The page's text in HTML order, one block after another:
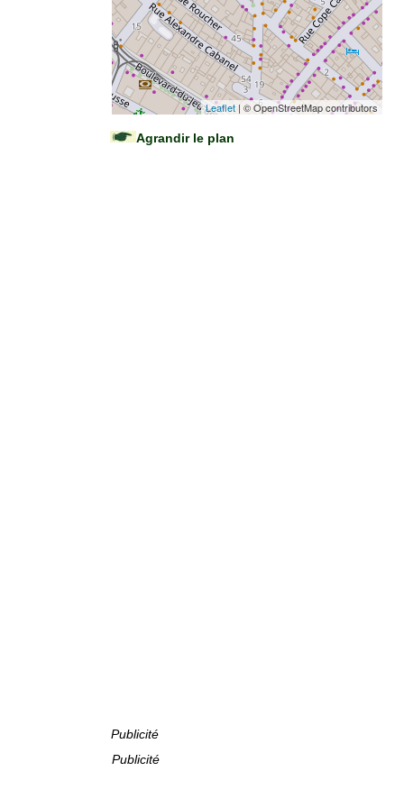
Leaflet | © OpenStreetMap contributors
Agrandir le plan
Publicité
Publicité